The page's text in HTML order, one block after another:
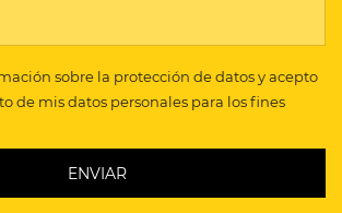
sobre la protección de datosy acepto
de mis datos personales para los fines